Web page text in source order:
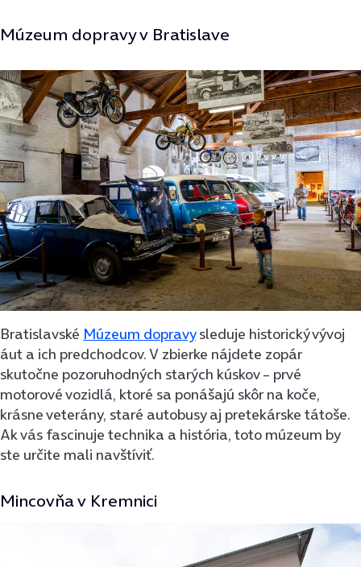
Múzeum dopravy v Bratislave
Bratislavské Múzeum dopravysleduje historický vývoj
áut a ich predchodcov. V zbierke nájdete zopár
skutočne pozoruhodných starých kúskov – prvé
motorové vozidlá, ktoré sa ponášajú skôr na koče,
krásne veterány, staré autobusy aj pretekárske tátoše.
Ak vás fascinuje technika a história, toto múzeum by
ste určite mali navštíviť.
Mincovňa v Kremnici